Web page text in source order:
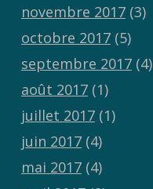
novembre 2017(3)
octobre 2017(5)
septembre 2017(4)
août 2017(1)
juillet 2017(1)
juin 2017(4)
mai 2017(4)